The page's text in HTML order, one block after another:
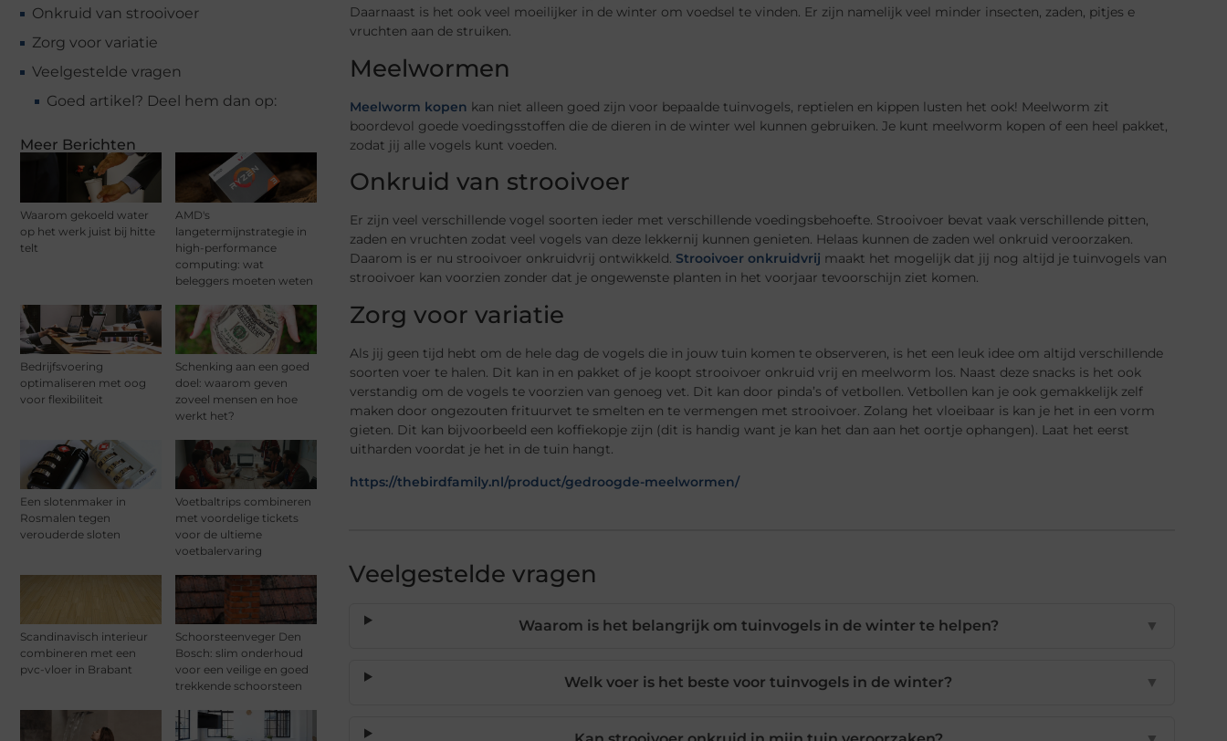
Onkruid van strooivoer
Zorg voor variatie
Veelgestelde vragen
Goed artikel? Deel hem dan op:
Meer Berichten
Waarom gekoeld water
op het werk juist bij hitte
telt
AMD's
langetermijnstrategie in
high-performance
computing: wat
beleggers moeten weten
Bedrijfsvoering
optimaliseren met oog
voor flexibiliteit
Schenking aan een goed
doel: waarom geven
zoveel mensen en hoe
werkt het?
Een slotenmaker in
Rosmalen tegen
verouderde sloten
Voetbaltrips combineren
met voordelige tickets
voor de ultieme
voetbalervaring
Scandinavisch interieur
combineren met een
pvc-vloer in Brabant
Schoorsteenveger Den
Bosch: slim onderhoud
voor een veilige en goed
trekkende schoorsteen
Daarnaast is het ook veel moeilijker in de winter om voedsel te vinden. Er zijn namelijk veel minder insecten, zaden, pitjes e
vruchten aan de struiken.
Meelwormen
Meelworm kopen kan niet alleen goed zijn voor bepaalde tuinvogels, reptielen en kippen lusten het ook! Meelworm zit
boordevol goede voedingsstoffen die de dieren in de winter wel kunnen gebruiken. Je kunt meelworm kopen of een heel pakket,
zodat jij alle vogels kunt voeden.
Onkruid van strooivoer
Er zijn veel verschillende vogel soorten ieder met verschillende voedingsbehoefte. Strooivoer bevat vaak verschillende pitten,
zaden en vruchten zodat veel vogels van deze lekkernij kunnen genieten. Helaas kunnen de zaden wel onkruid veroorzaken.
Daarom is er nu strooivoer onkruidvrij ontwikkeld. Strooivoer onkruidvrij maakt het mogelijk dat jij nog altijd je tuinvogels van
strooivoer kan voorzien zonder dat je ongewenste planten in het voorjaar tevoorschijn ziet komen.
Zorg voor variatie
Als jij geen tijd hebt om de hele dag de vogels die in jouw tuin komen te observeren, is het een leuk idee om altijd verschillende
soorten voer te halen. Dit kan in en pakket of je koopt strooivoer onkruid vrij en meelworm los. Naast deze snacks is het ook
verstandig om de vogels te voorzien van genoeg vet. Dit kan door pinda’s of vetbollen. Vetbollen kan je ook gemakkelijk zelf
maken door ongezouten frituurvet te smelten en te vermengen met strooivoer. Zolang het vloeibaar is kan je het in een vorm
gieten. Dit kan bijvoorbeeld een koffiekopje zijn (dit is handig want je kan het dan aan het oortje ophangen). Laat het eerst
uitharden voordat je het in de tuin hangt.
https://thebirdfamily.nl/product/gedroogde-meelwormen/
Veelgestelde vragen
Waarom is het belangrijk om tuinvogels in de winter te helpen? ▼
Welk voer is het beste voor tuinvogels in de winter? ▼